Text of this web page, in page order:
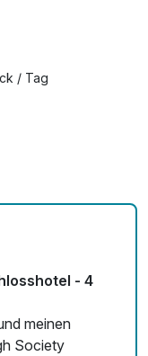
/ Tag
- 4
meinen
Society